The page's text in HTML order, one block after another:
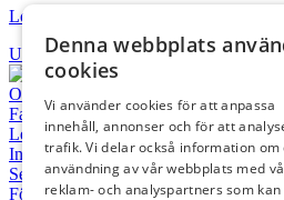
Lokal Storgatan 29 Simrishamn
Utforska
Om salana
Fastigheter
Lediga objekt
Intresseanmälan
Serviceanmälan
För hyresgäster
Denna webbplats
cookies
Vi använder cookies för att anpassa
innehåll, annonser och för att
trafik. Vi delar också information om
användning av vår webbplats med
reklam- och analyspartners som kan